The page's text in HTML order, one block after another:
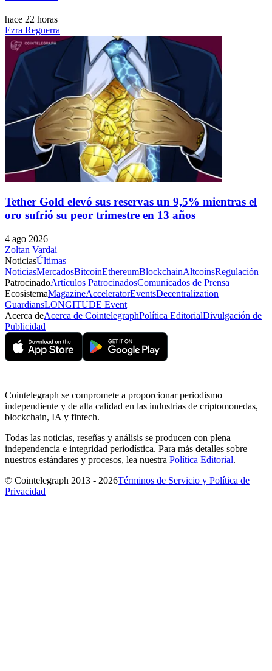
hace 22 horas
Ezra Reguerra
Tether Gold elevó sus reservas un 9,5% mientras el
oro sufrió su peor trimestre en 13 años
4 ago 2026
Zoltan Vardai
NoticiasÚltimas
NoticiasMercadosBitcoinEthereumBlockchainAltcoinsRegulación
PatrocinadoArtículos PatrocinadosComunicados de Prensa
EcosistemaMagazineAcceleratorEventsDecentralization
GuardiansLONGITUDE Event
Acerca deAcerca de CointelegraphPolítica EditorialDivulgación de
Publicidad
Cointelegraph se compromete a proporcionar periodismo
independiente y de alta calidad en las industrias de criptomonedas,
blockchain, IA y fintech.
Todas las noticias, reseñas y análisis se producen con plena
independencia e integridad periodística. Para más detalles sobre
nuestros estándares y procesos, lea nuestra Política Editorial.
© Cointelegraph 2013 - 2026Términos de Servicio y Política de
Privacidad